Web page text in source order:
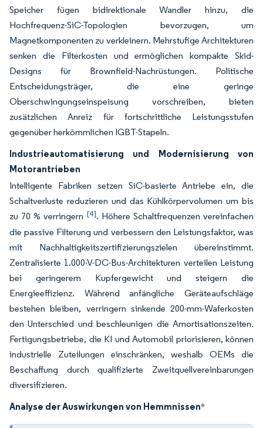
Speicher fügen bidirektionale Wandler hinzu, die
Hochfrequenz-SiC-Topologien bevorzugen, um
Magnetkomponenten zu verkleinern. Mehrstufige Architekturen
senken die Filterkosten und ermöglichen kompakte Skid-
Designs für Brownfield-Nachrüstungen. Politische
Entscheidungsträger, die eine geringe
Oberschwingungseinspeisung vorschreiben, bieten
zusätzlichen Anreiz für fortschrittliche Leistungsstufen
gegenüber herkömmlichen IGBT-Stapeln.
Industrieautomatisierung und Modernisierung von
Motorantrieben
Intelligente Fabriken setzen SiC-basierte Antriebe ein, die
Schaltverluste reduzieren und das Kühlkörpervolumen um bis
zu 70 % verringern [4]. Höhere Schaltfrequenzen vereinfachen
die passive Filterung und verbessern den Leistungsfaktor, was
mit Nachhaltigkeitszertifizierungszielen übereinstimmt.
Zentralisierte 1.000-V-DC-Bus-Architekturen verteilen Leistung
bei geringerem Kupfergewicht und steigern die
Energieeffizienz. Während anfängliche Geräteaufschläge
bestehen bleiben, verringern sinkende 200-mm-Waferkosten
den Unterschied und beschleunigen die Amortisationszeiten.
Fertigungsbetriebe, die KI und Automobil priorisieren, können
industrielle Zuteilungen einschränken, weshalb OEMs die
Beschaffung durch qualifizierte Zweitquellvereinbarungen
diversifizieren.
Analyse der Auswirkungen von Hemmnissen*